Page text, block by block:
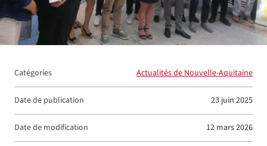
Catégories
Actualités de Nouvelle-Aquitaine
Date de publication 23 juin 2025
Date de modification 12 mars 2026